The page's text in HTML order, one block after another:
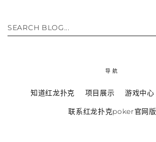
SEARCH BLOG...
导航
知道红龙扑克 项目展示 游戏中心
联系红龙扑克poker官网版